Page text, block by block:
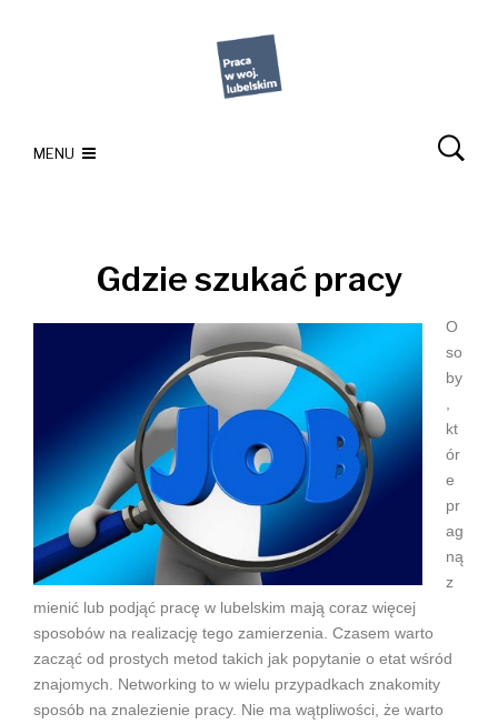
MENU
Gdzie szukać pracy
O
so
by
kt
ór
e
pr
ag
ną
z
mienić lub podjąć pracę w lubelskim mają coraz więcej
sposobów na realizację tego zamierzenia. Czasem warto
zacząć od prostych metod takich jak popytanie o etat wśród
znajomych. Networking to w wielu przypadkach znakomity
sposób na znalezienie pracy. Nie ma wątpliwości, że warto